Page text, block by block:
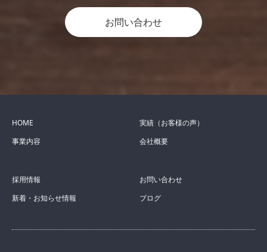
お問い合わせ
HOME
事業内容
実績（お客様の声）
会社概要
採用情報
新着・お知らせ情報
お問い合わせ
ブログ